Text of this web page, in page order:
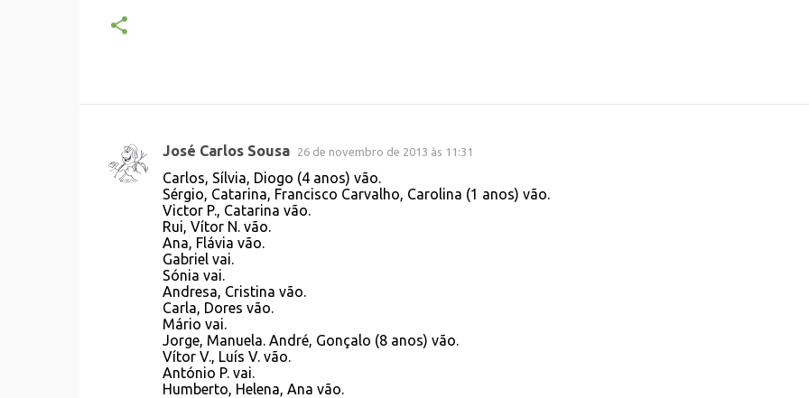
C
José Carlos Sousa 26 de novembro de 2013 às 11:31
Carlos, Sílvia, Diogo (4 anos) vão.
Sérgio, Catarina, Francisco Carvalho, Carolina (1 anos) vão.
Victor P., Catarina vão.
Rui, Vítor N. vão.
Ana, Flávia vão.
Gabriel vai.
Sónia vai.
Andresa, Cristina vão.
Carla, Dores vão.
Mário vai.
Jorge, Manuela. André, Gonçalo (8 anos) vão.
Vítor V., Luís V. vão.
António P. vai.
Humberto, Helena, Ana vão.